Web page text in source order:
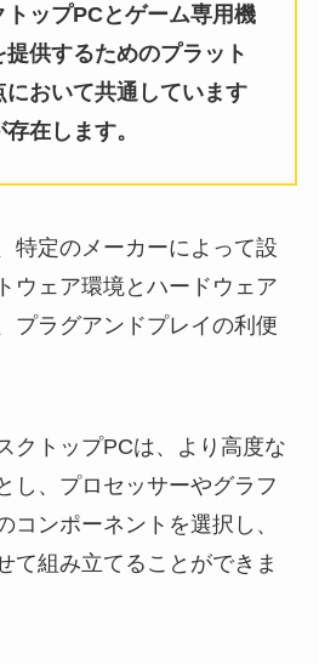
ップPCとゲーム専用機
供するためのプラット
において共通しています
在します。
特定のメーカーによって設
ウェア環境とハードウェア
プラグアンドプレイの利便
クトップPCは、より高度な
し、プロセッサーやグラフ
コンポーネントを選択し、
て組み立てることができま